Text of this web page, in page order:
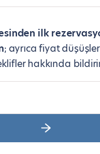
ilk
; ayrıca fiyat
hakkında